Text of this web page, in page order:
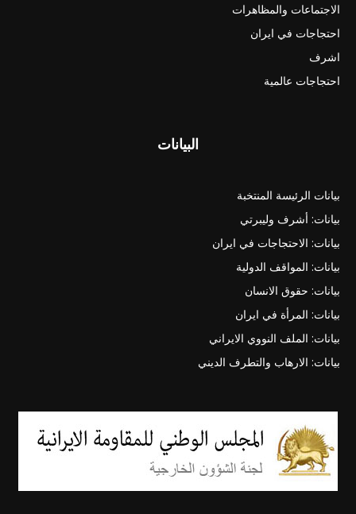
الاجتماعات والمظاهرات
احتجاجات في ايران
اشرف
احتجاجات عالمية
البيانات
بيانات الرئيسة المنتخبة
بيانات: أشرف وليبرتي
بيانات: الاحتجاجات في ايران
بيانات: المواقف الدولية
بيانات: حقوق الانسان
بيانات: المرأة في ايران
بيانات: الملف النووي الايراني
بيانات: الارهاب والتطرف الديني